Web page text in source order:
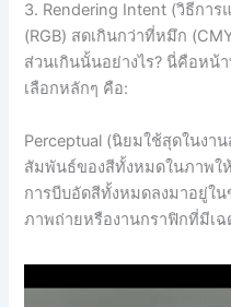
3. Rendering Intent (วิธีกา
(RGB) สดเกินกว่าที่หมึก
ส่วนเกินนั้นอย่างไร? นี่คือหน้
เลือกหลักๆ คือ:
Perceptual (นิยมใช้สุดในงา
สัมพันธ์ของสีทั้งหมดในภาพใ
การบีบอัดสีทั้งหมดลงมาอยู่ใ
ภาพถ่ายหรืองานกราฟิกที่มีเฉ